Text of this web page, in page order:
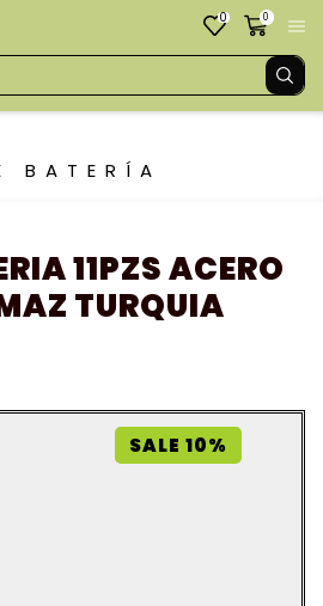
0 0
BATERÍA
11PZS ACERO
TURQUIA
SALE 10%